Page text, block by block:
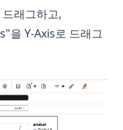
래그하고,
Y-Axis로 드래그